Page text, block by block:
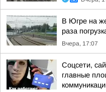
В Югре на
раза
Вчера, 17:07
Соцсети,
главные